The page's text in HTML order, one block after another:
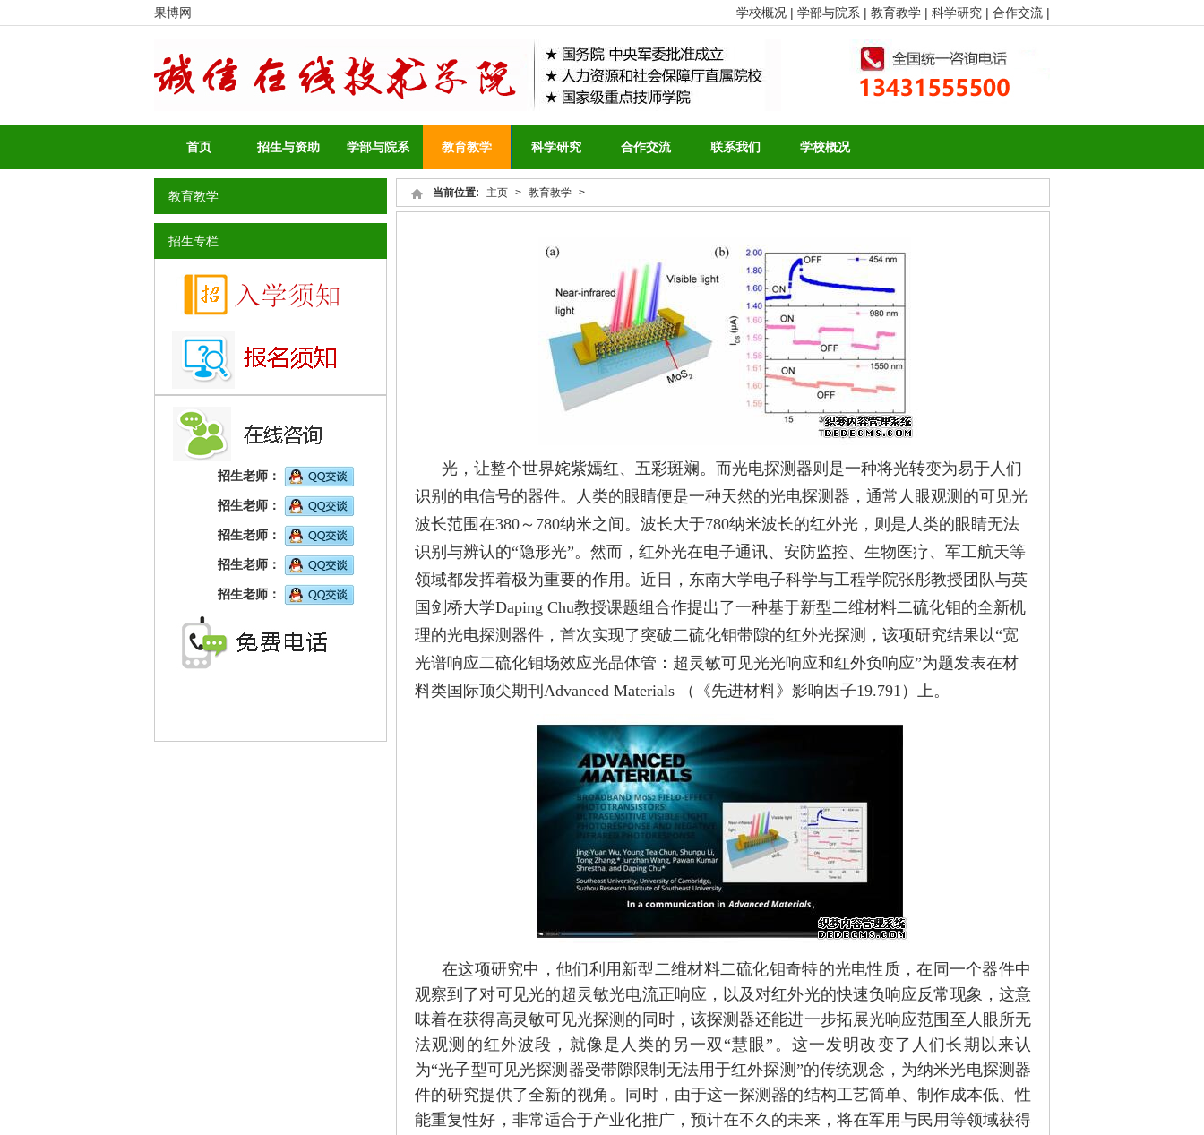
果博网 学校概况 | 学部与院系 | 教育教学 | 科学研究 | 合作交流 |
首页 招生与资助 学部与院系 教育教学 科学研究 合作交流 联系我们 学校概况
教育教学
招生专栏
招生老师：
招生老师：
招生老师：
招生老师：
招生老师：
当前位置: 主页 > 教育教学 >
光，让整个世界姹紫嫣红、五彩斑斓。而光电探测器则是一种将光转变为易于人们
识别的电信号的器件。人类的眼睛便是一种天然的光电探测器，通常人眼观测的可见光
波长范围在380～780纳米之间。波长大于780纳米波长的红外光，则是人类的眼睛无法
识别与辨认的“隐形光”。然而，红外光在电子通讯、安防监控、生物医疗、军工航天等
领域都发挥着极为重要的作用。近日，东南大学电子科学与工程学院张彤教授团队与英
国剑桥大学Daping Chu教授课题组合作提出了一种基于新型二维材料二硫化钼的全新机
理的光电探测器件，首次实现了突破二硫化钼带隙的红外光探测，该项研究结果以“宽
光谱响应二硫化钼场效应光晶体管：超灵敏可见光光响应和红外负响应”为题发表在材
料类国际顶尖期刊Advanced Materials （《先进材料》影响因子19.791）上。
在这项研究中，他们利用新型二维材料二硫化钼奇特的光电性质，在同一个器件中
观察到了对可见光的超灵敏光电流正响应，以及对红外光的快速负响应反常现象，这意
味着在获得高灵敏可见光探测的同时，该探测器还能进一步拓展光响应范围至人眼所无
法观测的红外波段，就像是人类的另一双“慧眼”。这一发明改变了人们长期以来认
为“光子型可见光探测器受带隙限制无法用于红外探测”的传统观念，为纳米光电探测器
件的研究提供了全新的视角。同时，由于这一探测器的结构工艺简单、制作成本低、性
能重复性好，非常适合于产业化推广，预计在不久的未来，将在军用与民用等领域获得